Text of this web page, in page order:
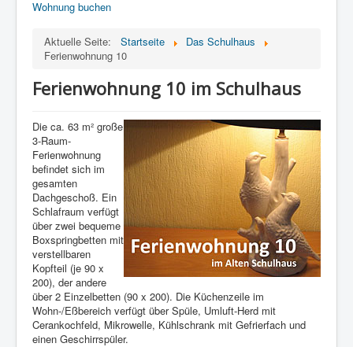
Impressum
Datenschutz
Wohnung buchen
Aktuelle Seite: Startseite
Das Schulhaus
Ferienwohnung 10
Ferienwohnung 10 im Schulhaus
Die ca. 63 m² große
3-Raum-
Ferienwohnung
befindet sich im
gesamten
Dachgeschoß. Ein
Schlafraum verfügt
über zwei bequeme
Boxspringbetten mit
verstellbaren
Kopfteil (je 90 x
200), der andere
über 2 Einzelbetten (90 x 200). Die Küchenzeile im
Wohn-/Eßbereich verfügt über Spüle, Umluft-Herd mit
Cerankochfeld, Mikrowelle, Kühlschrank mit Gefrierfach und
einen Geschirrspüler.